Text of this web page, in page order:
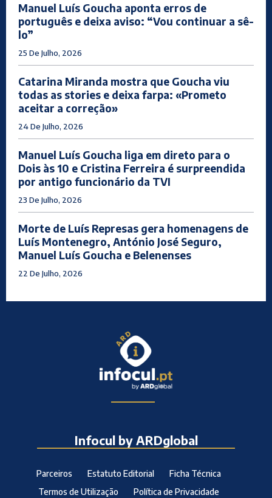
Manuel Luís Goucha aponta erros de
português e deixa aviso: “Vou continuar a sê-
lo”
25 De Julho, 2026
Catarina Miranda mostra que Goucha viu
todas as stories e deixa farpa: «Prometo
aceitar a correção»
24 De Julho, 2026
Manuel Luís Goucha liga em direto para o
Dois às 10 e Cristina Ferreira é surpreendida
por antigo funcionário da TVI
23 De Julho, 2026
Morte de Luís Represas gera homenagens de
Luís Montenegro, António José Seguro,
Manuel Luís Goucha e Belenenses
22 De Julho, 2026
Infocul by ARDglobal
Parceiros Estatuto Editorial
Ficha Técnica
Termos de Utilização
Política de Privacidade